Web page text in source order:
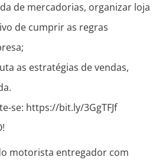
de mercadorias, organizar loja
de cumprir as regras
as estratégias de vendas,
se: https://bit.ly/3GgTFJf
motorista entregador com